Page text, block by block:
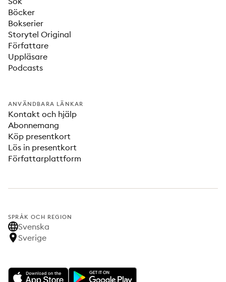
Böcker
Bokserier
Storytel Original
Författare
Uppläsare
Podcasts
ANVÄNDBARA LÄNKAR
Kontakt och hjälp
Abonnemang
Köp presentkort
Lös in presentkort
Författarplattform
SPRÅK OCH REGION
Svenska
Sverige